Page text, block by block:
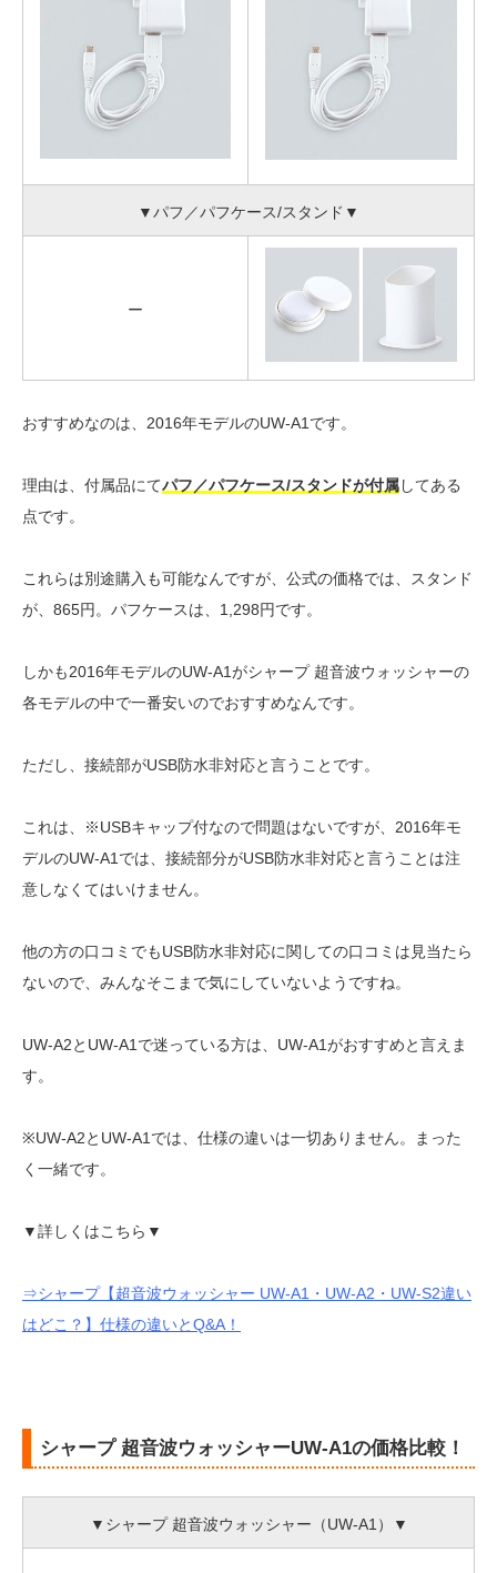
▼パフ／パフケース/スタンド▼
ー
おすすめなのは、2016年モデルのUW-A1です。
理由は、付属品にてパフ／パフケース/スタンドが付属してある
点です。
これらは別途購入も可能なんですが、公式の価格では、スタンド
が、865円。パフケースは、1,298円です。
しかも2016年モデルのUW-A1がシャープ 超音波ウォッシャーの
各モデルの中で一番安いのでおすすめなんです。
ただし、接続部がUSB防水非対応と言うことです。
これは、※USBキャップ付なので問題はないですが、2016年モ
デルのUW-A1では、接続部分がUSB防水非対応と言うことは注
意しなくてはいけません。
他の方の口コミでもUSB防水非対応に関しての口コミは見当たら
ないので、みんなそこまで気にしていないようですね。
UW-A2とUW-A1で迷っている方は、UW-A1がおすすめと言えま
す。
※UW-A2とUW-A1では、仕様の違いは一切ありません。まった
く一緒です。
▼詳しくはこちら▼
⇒シャープ【超音波ウォッシャー UW-A1・UW-A2・UW-S2違い
はどこ？】仕様の違いとQ&A！
シャープ 超音波ウォッシャーUW-A1の価格比較！
▼シャープ 超音波ウォッシャー（UW-A1）▼